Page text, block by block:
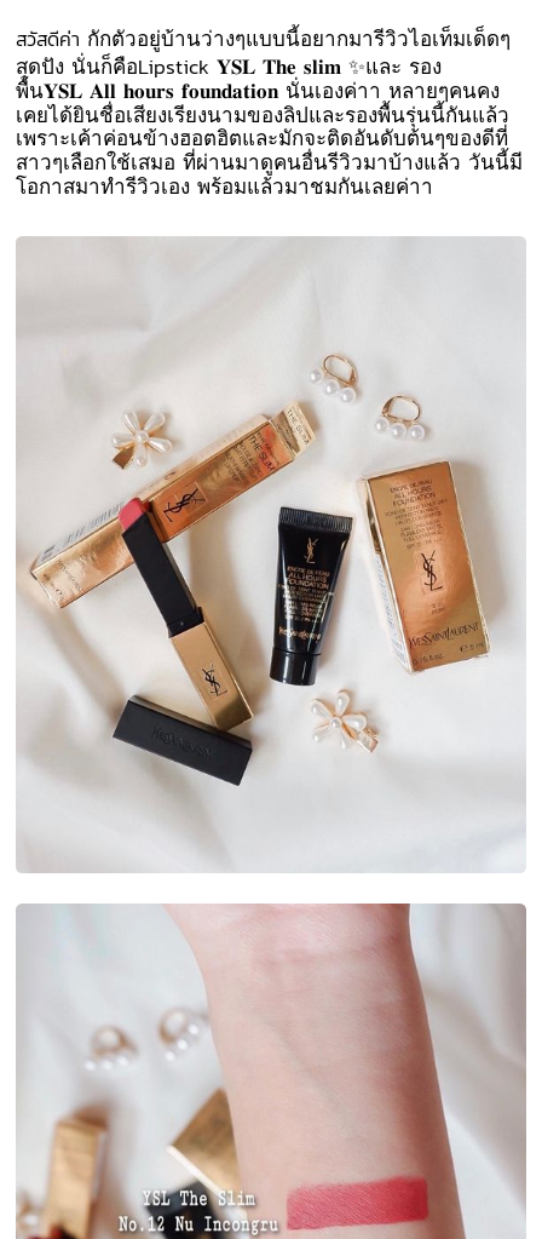
สวัสดีค่า กักตัวอยู่บ้านว่างๆแบบนี้อยากมารีวิวไอเท็มเด็ดๆ
สุดปัง นั่นก็คือLipstick𝐘𝐒𝐋 𝐓𝐡𝐞 𝐬𝐥𝐢𝐦 ✨และ รอง
พื้น𝐘𝐒𝐋 𝐀𝐥𝐥 𝐡𝐨𝐮𝐫𝐬 𝐟𝐨𝐮𝐧𝐝𝐚𝐭𝐢𝐨𝐧 นั่นเองค่าา หลายๆคนคง
เคยได้ยินชื่อเสียงเรียงนามของลิปและรองพื้นรุ่นนี้กันแล้ว
เพราะเค้าค่อนข้างฮอตฮิตและมักจะติดอันดับต้นๆของดีที่
สาวๆเลือกใช้เสมอ ที่ผ่านมาดูคนอื่นรีวิวมาบ้างแล้ว วันนี้มี
โอกาสมาทำรีวิวเอง พร้อมแล้วมาชมกันเลยค่าา